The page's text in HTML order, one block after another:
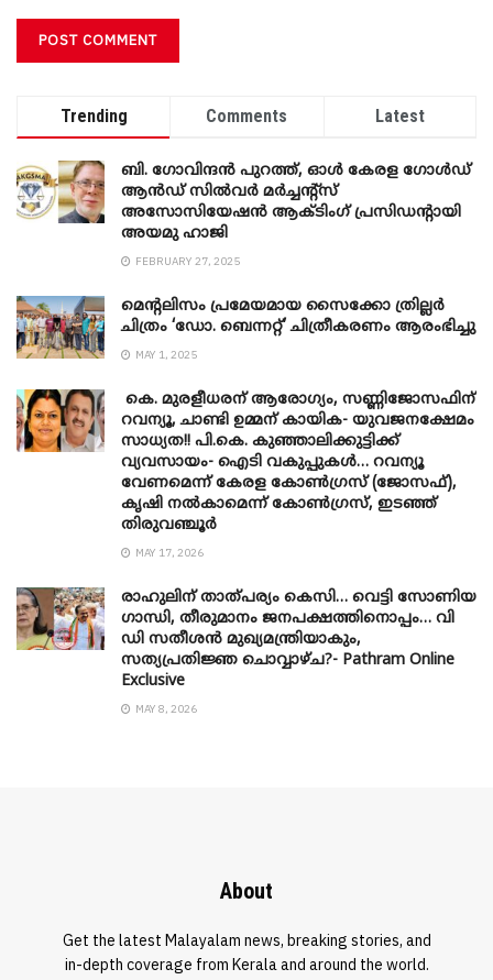
Trending Comments Latest
ബി. ​ഗോവിന്ദൻ പുറത്ത്, ഓൾ കേരള ഗോൾഡ്
ആൻഡ് സിൽവർ മർച്ചന്റ്സ്
അസോസിയേഷൻ ആക്ടിംഗ് പ്രസിഡന്റായി
അയമു ഹാജി
FEBRUARY 27, 2025
മെന്‍റലിസം പ്രമേയമായ സൈക്കോ ത്രില്ലർ
ചിത്രം ‘ഡോ. ബെന്നറ്റ്’ ചിത്രീകരണം ആരംഭിച്ചു
MAY 1, 2025
കെ. മുരളീധരന് ആരോഗ്യം, സണ്ണിജോസഫിന്
റവന്യൂ, ചാണ്ടി ഉമ്മന് കായിക- യുവജനക്ഷേമം
സാധ്യത!! പി.കെ. കുഞ്ഞാലിക്കുട്ടിക്ക്
വ്യവസായം- ഐടി വകുപ്പുകൾ… റവന്യൂ
വേണമെന്ന് കേരള കോൺഗ്രസ് (ജോസഫ്),
കൃഷി നൽകാമെന്ന് കോൺഗ്രസ്, ഇടഞ്ഞ്
തിരുവഞ്ചൂർ
MAY 17, 2026
രാഹുലിന് താത്പര്യം കെസി… വെട്ടി സോണിയ
​ഗാന്ധി, തീരുമാനം ജനപക്ഷത്തിനൊപ്പം… വി
ഡി സതീശൻ മുഖ്യമന്ത്രിയാകും,
സത്യപ്രതിജ്ഞ ചൊവ്വാഴ്ച?- Pathram Online
Exclusive
MAY 8, 2026
About
Get the latest Malayalam news, breaking stories, and
in-depth coverage from Kerala and around the world.